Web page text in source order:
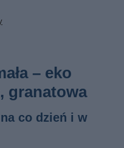
– eko
granatowa
co dzień i w